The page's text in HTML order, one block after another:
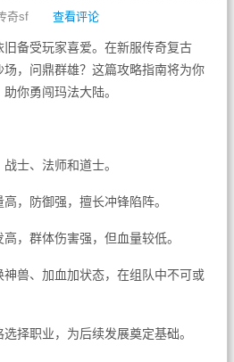
奇sf 查看评论
备受玩家喜爱。在新服传奇复古
，问鼎群雄？这篇攻略指南将为你
你勇闯玛法大陆。
士、法师和道士。
，防御强，擅长冲锋陷阵。
，群体伤害强，但血量较低。
兽、加血加状态，在组队中不可或
择职业，为后续发展奠定基础。